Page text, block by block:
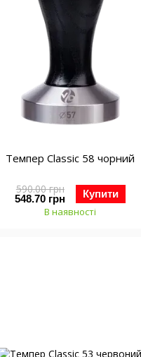
Темпер Classic 58 чорний
590.00 грн
548.70 грн Купити
В наявності